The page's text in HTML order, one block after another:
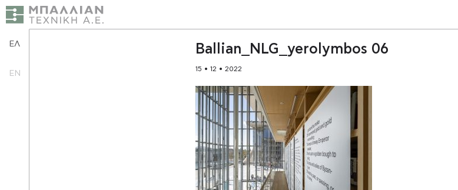
Ballian_NLG_yerolymbos 06
15 • 12 • 2022
ΕΛ
EN